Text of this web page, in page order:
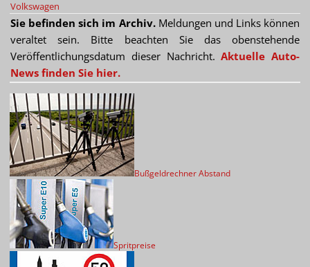
Volkswagen
Sie befinden sich im Archiv.Meldungen und Links können
veraltet sein. Bitte beachten Sie das obenstehende
Veröffentlichungsdatum dieser Nachricht.Aktuelle Auto-
News finden Sie hier.
Bußgeldrechner Abstand
Spritpreise